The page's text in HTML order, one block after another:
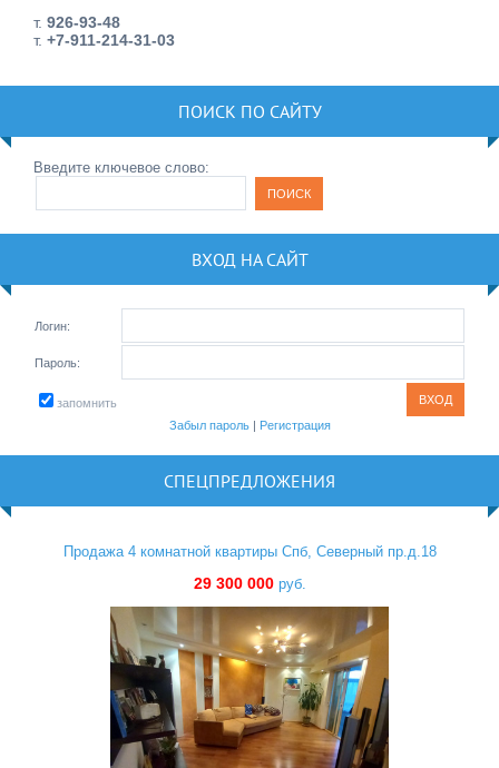
т. 926-93-48
т. +7-911-214-31-03
ПОИСК ПО САЙТУ
Введите ключевое слово:
ВХОД НА САЙТ
Логин:
Пароль:
запомнить
Забыл пароль| Регистрация
СПЕЦПРЕДЛОЖЕНИЯ
Продажа 4 комнатной квартиры Спб, Северный пр.д.18
29 300 000руб.